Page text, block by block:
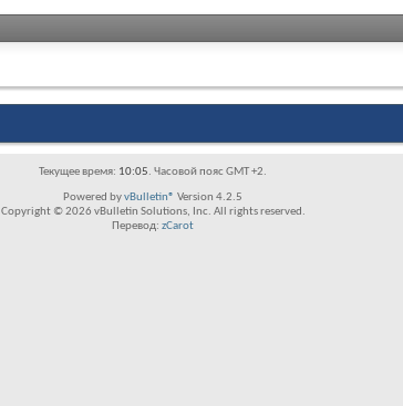
Текущее время: 10:05. Часовой пояс GMT +2.
Powered byvBulletin® Version 4.2.5
Copyright © 2026 vBulletin Solutions, Inc. All rights reserved.
Перевод: zCarot